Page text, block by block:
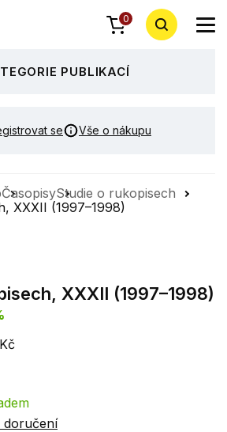
0
PUBLIKACÍ
se Vše o nákupu
ČasopisyStudie o rukopisech
XXXII (1997–1998)
XXXII (1997–1998)
doručení